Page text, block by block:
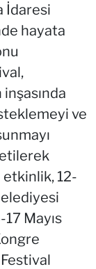
İdaresi
hayata
ve
12-
Mayıs